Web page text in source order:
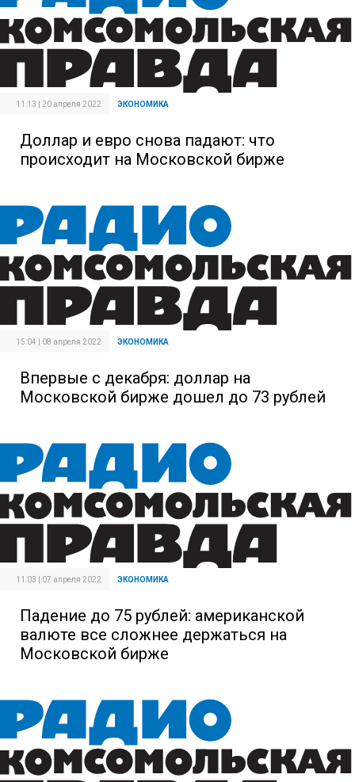
11:13 | 20 апреля 2022 ЭКОНОМИКА
Доллар и евро снова падают: что
происходит на Московской бирже
15:04 | 08 апреля 2022 ЭКОНОМИКА
Впервые с декабря: доллар на
Московской бирже дошел до 73 рублей
11:03 | 07 апреля 2022 ЭКОНОМИКА
Падение до 75 рублей: американской
валюте все сложнее держаться на
Московской бирже